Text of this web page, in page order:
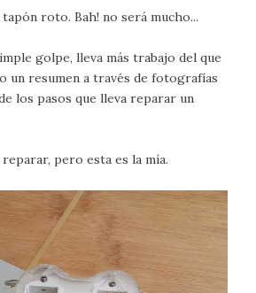
roto. Bah! no será mucho...
golpe, lleva más trabajo del que
un resumen a través de fotografías
los pasos que lleva reparar un
pero esta es la mía.